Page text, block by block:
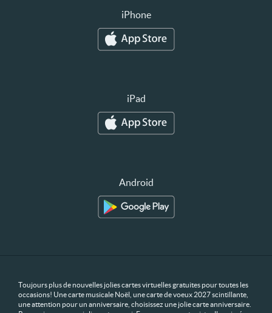
iPhone
iPad
Android
Toujours plus de nouvelles jolies cartes virtuelles gratuites pour toutes les
occasions! Une carte musicale Noël, une carte de voeux 2027 scintillante,
une attention pour un anniversaire, choisissez une jolie carte anniversaire.